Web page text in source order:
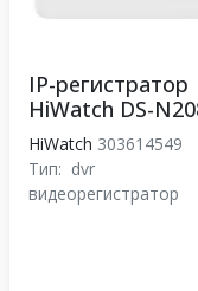
IP-регистратор
HiWatch DS-
HiWatch 303614549
Тип: dvr
видеорегистратор